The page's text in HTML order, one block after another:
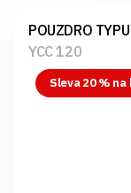
POUZDRO
YCC 120
Sleva 20 % na